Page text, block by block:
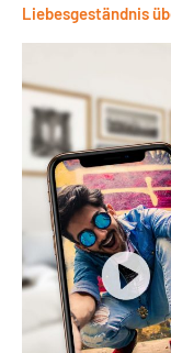
Liebesgeständnis